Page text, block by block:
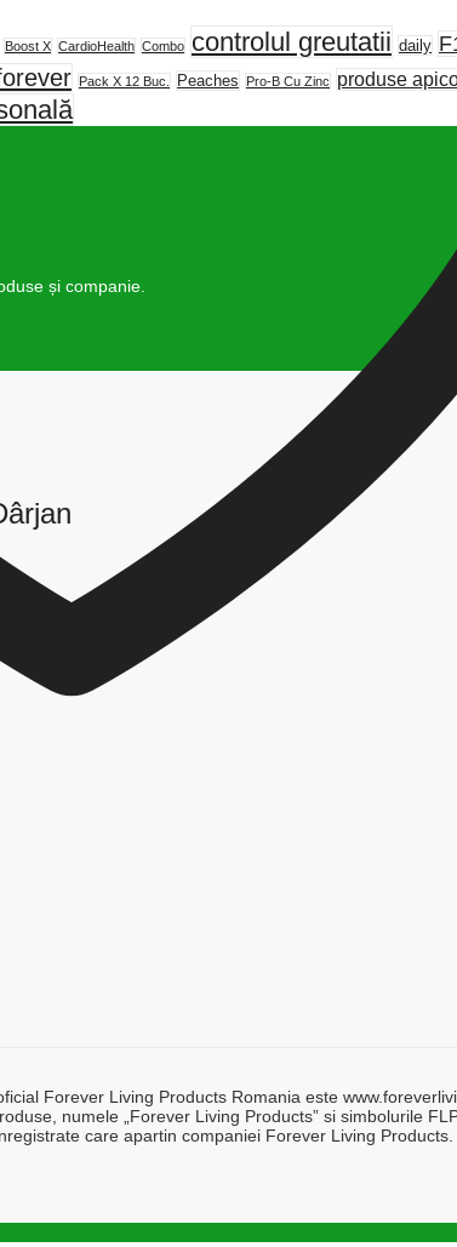
Boost X CardioHealth Combo controlul greutatii daily
Pack X 12 Buc. Peaches Pro-B Cu Zinc produse
și companie.
Forever Living Products Romania este
numele „Forever Living Products” si simbolurile
care apartin companiei Forever Living Products.